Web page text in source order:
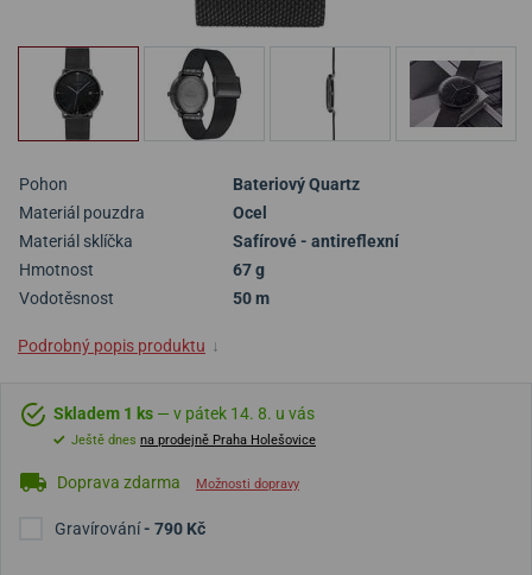
Pohon
Bateriový Quartz
Materiál pouzdra
Ocel
Materiál sklíčka
Safírové - antireflexní
Hmotnost
67 g
Vodotěsnost
50 m
Podrobný popis produktu ↓
Skladem 1 ks — v pátek 14. 8. u vás
Ještě dnes na prodejně Praha Holešovice
Doprava zdarma Možnosti dopravy
Gravírování- 790 Kč